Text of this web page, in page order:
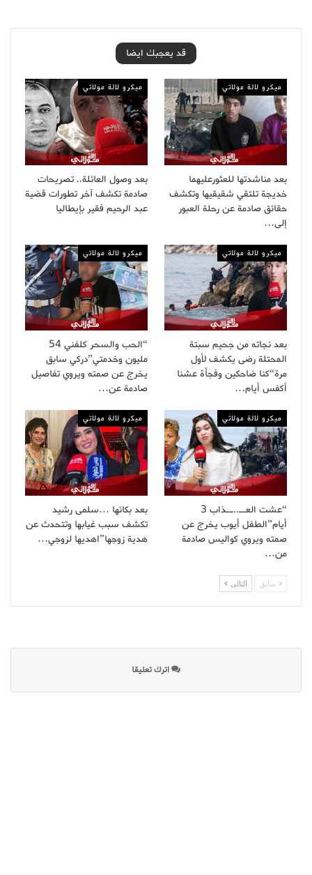
قد يعجبك ايضا
ميكرو لالة مولاتي
بعد مناشدتها للعثورعليهما
خديجة تلتقي شقيقيها وتكشف
حقائق صادمة عن رحلة العبور
إلى…
ميكرو لالة مولاتي
بعد وصول العائلة.. تصريحات
صادمة تكشف آخر تطورات قضية
عبد الرحيم فقير بإيطاليا
ميكرو لالة مولاتي
بعد نجاته من جحيم سبتة
المحتلة رضى يكشف لأول
مرة“كنا ضاحكين وفجأة عشنا
أكفس أيام…
ميكرو لالة مولاتي
“الحب والسحر كلفني 54
مليون وخدمتي”دركي سابق
يخرج عن صمته ويروي تفاصيل
صادمة عن…
ميكرو لالة مولاتي
“عشت العــ..ــذاب 3
أيام”الطفل أيوب يخرج عن
صمته ويروي كواليس صادمة
من…
ميكرو لالة مولاتي
بعد بكائها …سلمى رشيد
تكشف سبب غيابها وتتحدث عن
هدية زوجها”اهديها لزوجي…
سابق التالى
اترك تعليقا